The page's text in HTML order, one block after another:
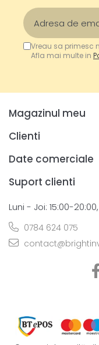
Vreau sa primesc
Afla mai multe in
Magazinul meu
Clienti
Date comerciale
Suport clienti
Luni - Joi: 15:00-
0784 624 075